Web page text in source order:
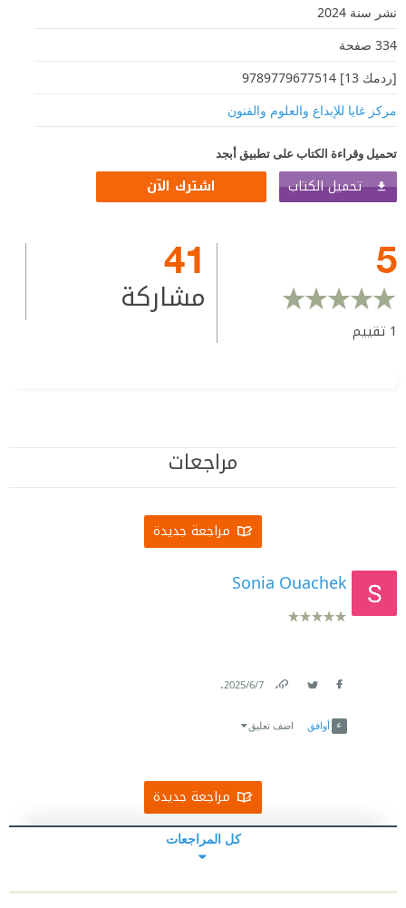
نشر سنة 2024
334 صفحة
[ردمك 13] 9789779677514
مركز غايا للإبداع والعلوم والفنون
تحميل وقراءة الكتاب على تطبيق أبجد
تحميل الكتاب اشترك الآن
5
1 تقييم
41
مشاركة
مراجعات
مراجعة جديدة
Sonia Ouachek
7‏/6‏/2025
.
أوافق اضف تعليق
مراجعة جديدة
كل المراجعات